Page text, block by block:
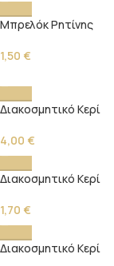
Μπρελόκ Ρητίνης
1,50 €
Διακοσμητικό Κερί
4,00 €
Διακοσμητικό Κερί
1,70 €
Διακοσμητικό Κερί